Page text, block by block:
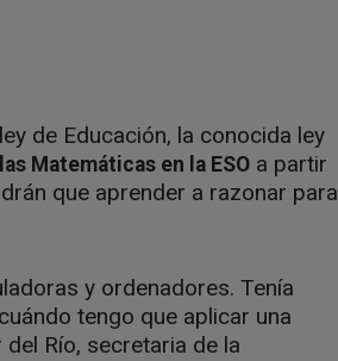
de Educación, la conocida ley
Matemáticas en la ESO a partir
que aprender a razonar para
y ordenadores. Tenía
tengo que aplicar una
Río, secretaria de la